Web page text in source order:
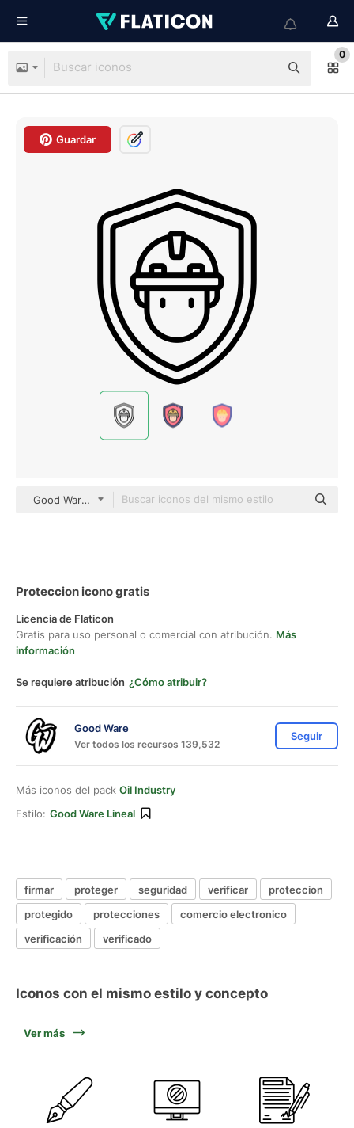
0
Guardar
Good Ware Lineal
Proteccion icono gratis
Licencia de Flaticon
Gratis para uso personal o comercial con atribución. Más
información
Se requiere atribución ¿Cómo atribuir?
Good Ware
Ver todos los recursos 139,532
Seguir
Más iconos del pack Oil Industry
Estilo: Good Ware Lineal
firmar proteger seguridad verificar
proteccion
protegido
protecciones
comercio electronico
verificación
verificado
Iconos con el mismo estilo y concepto
Ver más